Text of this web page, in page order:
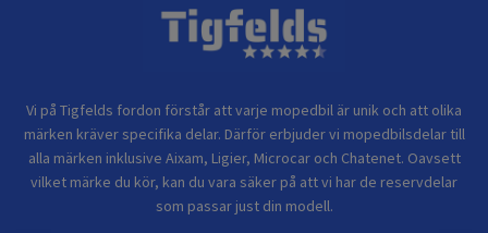
Vi på Tigfelds fordon förstår att varje mopedbil är unik och att olika
märken kräver specifika delar. Därför erbjuder vi mopedbilsdelar till
alla märken inklusive Aixam, Ligier, Microcar och Chatenet. Oavsett
vilket märke du kör, kan du vara säker på att vi har de reservdelar
som passar just din modell.